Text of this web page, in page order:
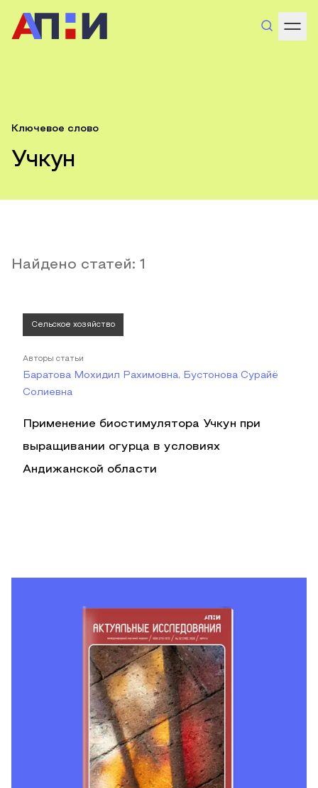
Ключевое слово
Учкун
Найдено статей: 1
Сельское хозяйство
Авторы статьи
Баратова Мохидил Рахимовна, Бустонова Сурайё
Солиевна
Применение биостимулятора Учкун при
выращивании огурца в условиях
Андижанской области